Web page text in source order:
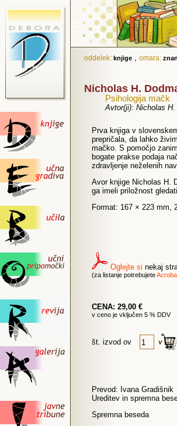
oddelek: knjige , omara:
Nicholas H.
Psihologija mačk
Avtor(ji): Nicholas H.
Prva knjiga v
prepričala, da lahko
mačko. S pomočjo
bogate prakse podaja
zdravljenje neželenih
Avor knjige Nicholas H.
ga imeli priložnost
Format: 167 × 223 mm,
Oglejte si nekaj
(za listanje potrebujete
CENA: 29,00 €
v ceno je vključen 5 % DDV
št. izvod ov
Prevod: Ivana Gradišnik
Ureditev in spremna
Spremna beseda